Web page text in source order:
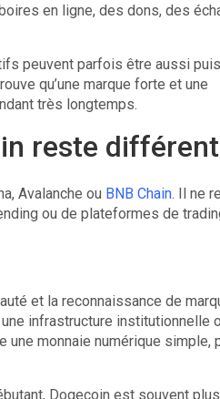
en ligne, des dons, des
peuvent parfois être aussi
qu’une marque forte et une
très longtemps.
reste différent
Avalanche ou BNB Chain. Il ne
ou de plateformes de
et la reconnaissance de
infrastructure institutionnelle
monnaie numérique simple,
Dogecoin est souvent